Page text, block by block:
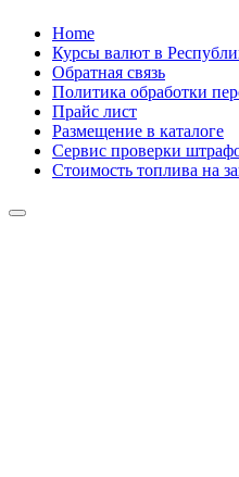
Skip
content
Home
Курсы валют в
Обратная связь
Политика обработки
Прайс лист
Размещение в каталоге
Сервис проверки
Стоимость топлива на